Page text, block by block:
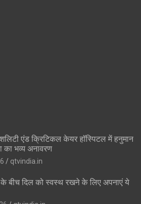
एंड क्रिटिकल केयर हॉस्पिटल में हनुमान
का भव्य अनावरण
qtvindia.in
के बीच दिल को स्वस्थ रखने के लिए अपनाएं ये